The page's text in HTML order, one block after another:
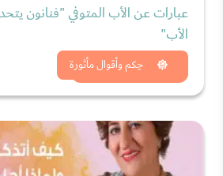
حِكم وأقوال مأثورة
عبارات عن الأب المتوفي "فنانون
الأب"
شاهد الان